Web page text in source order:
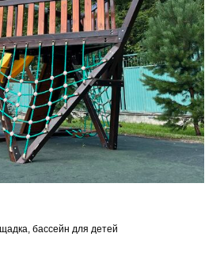
бассейн для детей